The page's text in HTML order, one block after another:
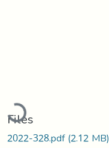
Files
2022-328.pdf(2.12 MB)